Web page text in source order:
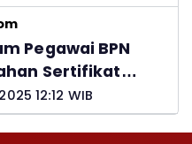
Pegawai BPN
Sertifikat
12:12 WIB